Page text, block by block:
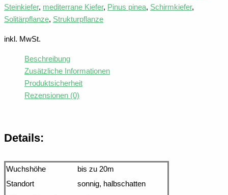
Steinkiefer, mediterrane Kiefer, Pinus pinea, Schirmkiefer,
Solitärpflanze, Strukturpflanze
inkl. MwSt.
Beschreibung
Zusätzliche Informationen
Produktsicherheit
Rezensionen (0)
Details:
Wuchshöhe
bis zu 20m
Standort
sonnig, halbschatten